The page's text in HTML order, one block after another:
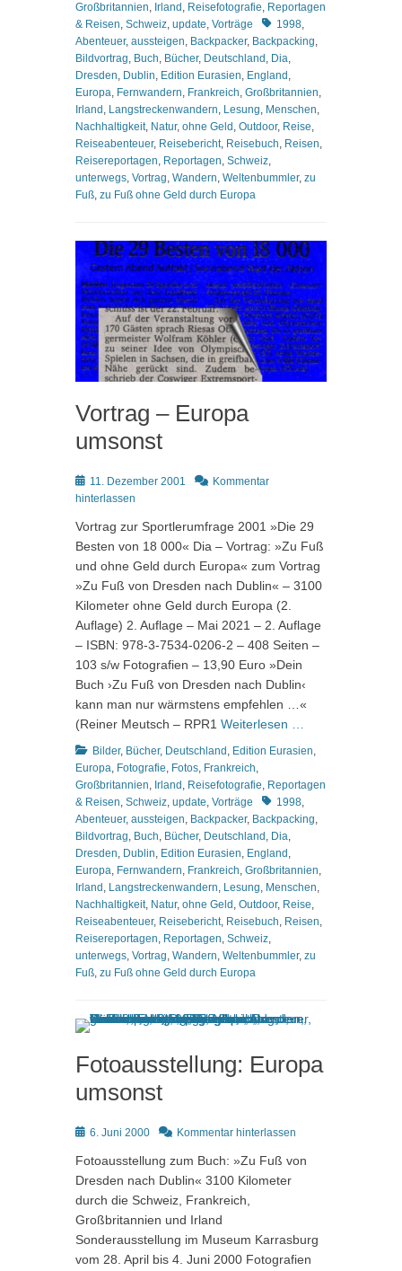
Großbritannien Irland Reisefotografie Reportagen
& Reisen Schweiz update Vorträge Schlagworte
1998
Abenteuer, aussteigen Backpacker, Backpacking
Bildvortrag Buch Bücher, Deutschland Dia
Dresden Dublin Edition Eurasien England
Europa Fernwandern Frankreich Großbritannien
Irland Langstreckenwandern Lesung Menschen
Nachhaltigkeit, Natur, ohne Geld Outdoor, Reise
Reiseabenteuer, Reisebericht, Reisebuch Reisen
Reisereportagen Reportagen Schweiz
unterwegs Vortrag Wandern Weltenbummler, zu
Fuß zu Fuß ohne Geld durch Europa
Vortrag – Europa
umsonst
Posted
on
11. Dezember 2001
Kommentar
hinterlassen
Vortrag zur Sportlerumfrage 2001 »Die 29
Besten von 18 000« Dia – Vortrag: »Zu Fuß
und ohne Geld durch Europa« zum Vortrag
»Zu Fuß von Dresden nach Dublin« – 3100
Kilometer ohne Geld durch Europa (2.
Auflage) 2. Auflage – Mai 2021 – 2. Auflage
– ISBN: 978-3-7534-0206-2 – 408 Seiten –
103 s/w Fotografien – 13,90 Euro »Dein
Buch ›Zu Fuß von Dresden nach Dublin‹
kann man nur wärmstens empfehlen …«
(Reiner Meutsch – RPR1 Weiterlesen …
Kategorien
Bilder, Bücher, Deutschland , Edition Eurasien,
Europa, Fotografie, Fotos, Frankreich,
Großbritannien, Irland , Reisefotografie, Reportagen
& Reisen, Schweiz, update, Vorträge Schlagworte
1998,
Abenteuer, aussteigen, Backpacker, Backpacking,
Bildvortrag, Buch, Bücher, Deutschland , Dia,
Dresden, Dublin, Edition Eurasien, England ,
Europa, Fernwandern, Frankreich, Großbritannien,
Irland , Langstreckenwandern, Lesung, Menschen,
Nachhaltigkeit, Natur, ohne Geld , Outdoor, Reise,
Reiseabenteuer, Reisebericht, Reisebuch, Reisen,
Reisereportagen, Reportagen, Schweiz,
unterwegs, Vortrag, Wandern, Weltenbummler, zu
Fuß, zu Fuß ohne Geld durch Europa
Fotoausstellung: Europa
umsonst
Posted
6. Juni 2000 Kommentar hinterlassen
Fotoausstellung zum Buch: »Zu Fuß von
Dresden nach Dublin« 3100 Kilometer
durch die Schweiz, Frankreich,
Großbritannien und Irland
Sonderausstellung im Museum Karrasburg
vom 28. April bis 4. Juni 2000 Fotografien